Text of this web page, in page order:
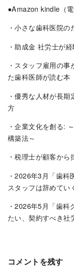
●Amazon kindle（電
・小さな歯科医院
・助成金 社労士が
・スタッフ雇用の
た歯科医師が読む本
・優秀な人材が長
方
・企業文化を創る:
構築法～
・税理士が顧客か
・2026年3月「歯科
スタッフは辞めてい
・2026年5月「歯科
たい、契約すべき社
コメントを残す